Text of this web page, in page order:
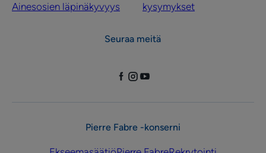
Ainesosien läpinäkyvyys
kysymykset
Seuraa meitä
Pierre Fabre -konserni